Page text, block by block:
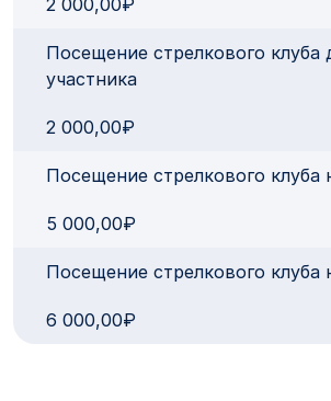
2 000,00₽
Посещение стрелкового клуба
участника
2 000,00₽
Посещение стрелкового клуба
5 000,00₽
Посещение стрелкового клуба
6 000,00₽